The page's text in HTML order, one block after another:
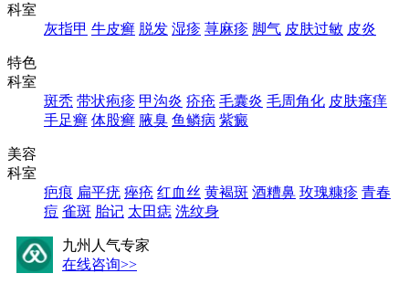
科室
灰指甲 牛皮癣 脱发 湿疹 荨麻疹 脚气 皮肤过敏 皮炎
特色
科室
斑秃 带状疱疹 甲沟炎 疥疮 毛囊炎 毛周角化 皮肤瘙痒
手足癣 体股癣 腋臭 鱼鳞病 紫癜
美容
科室
疤痕 扁平疣 痤疮 红血丝 黄褐斑 酒糟鼻 玫瑰糠疹 青春
痘 雀斑 胎记 太田痣 洗纹身
九州人气专家
在线咨询>>